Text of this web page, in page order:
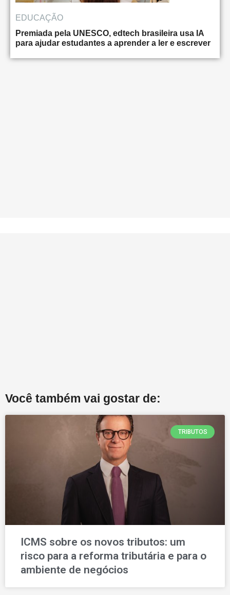
EDUCAÇÃO
Premiada pela UNESCO, edtech brasileira usa IA
para ajudar estudantes a aprender a ler e escrever
Você também vai gostar de:
TRIBUTOS
ICMS sobre os novos tributos: um
risco para a reforma tributária e para o
ambiente de negócios